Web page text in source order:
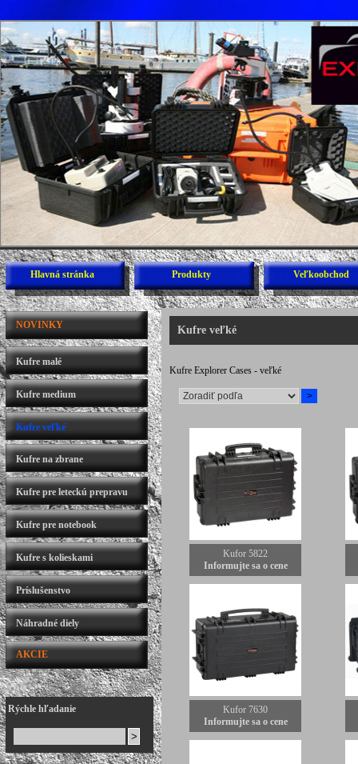
Hlavná stránka Produkty Veľkoobchod
NOVINKY
Kufre malé
Kufre medium
Kufre veľké
Kufre na zbrane
Kufre pre leteckú prepravu
Kufre pre notebook
Kufre s kolieskami
Príslušenstvo
Náhradné diely
AKCIE
Rýchle hľadanie
Kufre veľké
Kufre Explorer Cases - veľké
Kufor 5822
Informujte sa o cene
Kufor 7630
Informujte sa o cene